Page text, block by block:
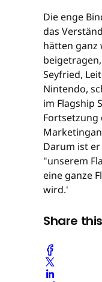
Die enge
das
hätten ganz
Seyfried,
Nintendo,
im Flagship
Fortsetzung
Darum ist er
"unserem
eine ganze
wird.'
Share